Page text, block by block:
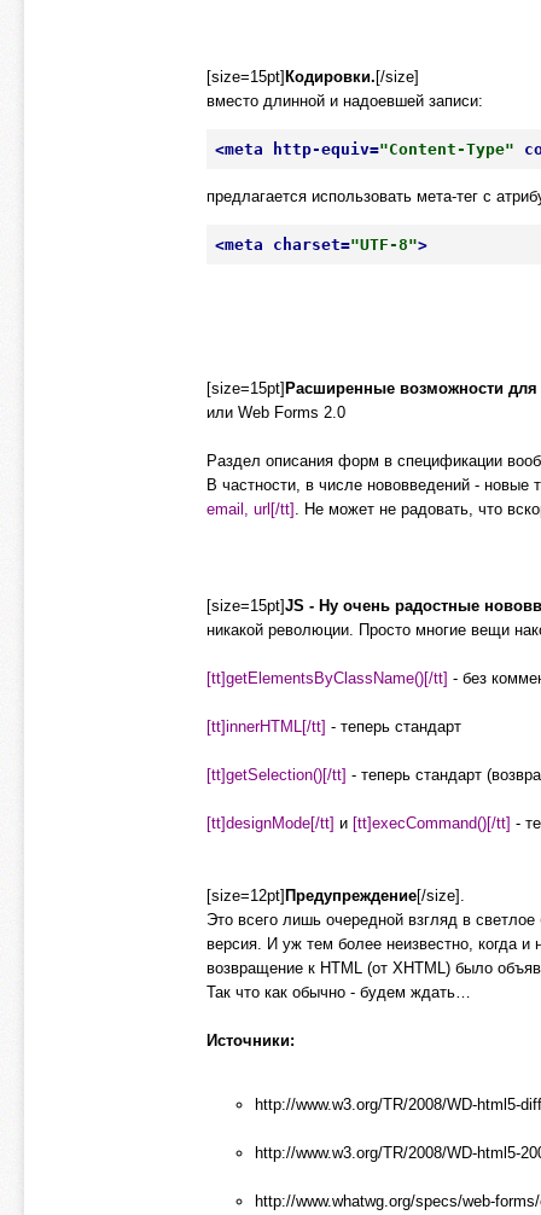
[size=15pt] Кодировки. [/size]
вместо длинной и надоевшей записи:
<meta http-equiv="Content-Type"
предлагается использовать мета-тег с
<meta charset="UTF-8">
[size=15pt] Расширенные возможности
или Web Forms 2.0
Раздел описания форм в спецификации
В частности, в числе нововведений - новые
email, url[/tt] . Не может не радовать, что
[size=15pt]JS - Ну очень радостные
никакой революции. Просто многие вещи
[tt]getElementsByClassName()[/tt] - без
[tt]innerHTML[/tt] - теперь стандарт
[tt]getSelection()[/tt] - теперь стандарт
[tt]designMode[/tt] и [tt]execCommand()[/tt] -
[size=12pt] Предупреждение[/size].
Это всего лишь очередной взгляд в
версия. И уж тем более неизвестно, когда
возвращение к HTML (от XHTML) было
Так что как обычно - будем ждать…
Источники:
http://www.w3.org/TR/2008/WD-html5-
http://www.w3.org/TR/2008/WD-html5-
http://www.whatwg.org/specs/web-